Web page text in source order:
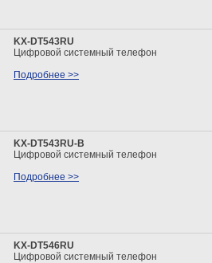
KX-DT543RU
Цифровой системный телефон
Подробнее >>
KX-DT543RU-B
Цифровой системный телефон
Подробнее >>
KX-DT546RU
Цифровой системный телефон